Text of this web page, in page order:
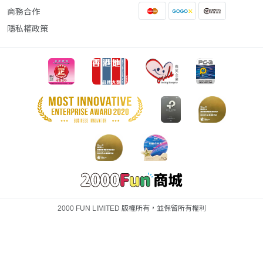
商務合作
隱私權政策
2000 FUN LIMITED 版權所有，並保留所有權利